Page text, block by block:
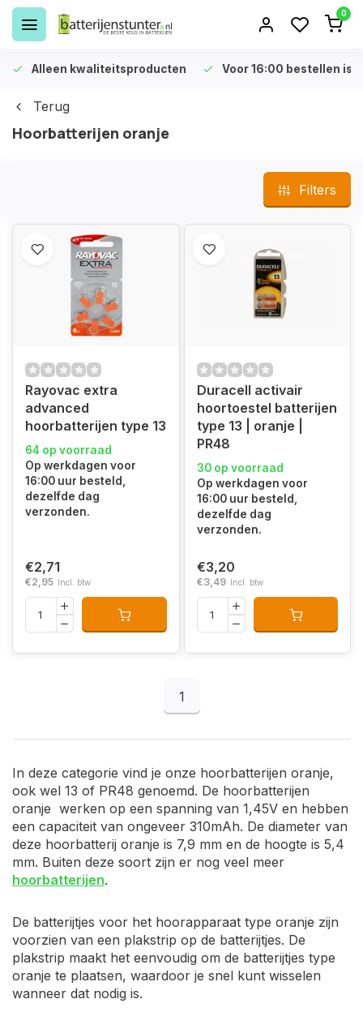
0
Alleen kwaliteitsproducten Voor 16:00 bestellen is
Terug
Hoorbatterijen oranje
Filters
Rayovac extra
advanced
hoorbatterijen type 13
64 op voorraad
Op werkdagen voor
16:00 uur besteld,
dezelfde dag
verzonden.
€2,71
€2,95 Incl. btw
Duracell activair
hoortoestel batterijen
type 13 | oranje |
PR48
30 op voorraad
Op werkdagen voor
16:00 uur besteld,
dezelfde dag
verzonden.
€3,20
€3,49 Incl. btw
1
In deze categorie vind je onze hoorbatterijen oranje,
ook wel 13 of PR48 genoemd. De hoorbatterijen
oranje werken op een spanning van 1,45V en hebben
een capaciteit van ongeveer 310mAh. De diameter van
deze hoorbatterij oranje is 7,9 mm en de hoogte is 5,4
mm. Buiten deze soort zijn er nog veel meer
hoorbatterijen.
De batterijtjes voor het hoorapparaat type oranje zijn
voorzien van een plakstrip op de batterijtjes. De
plakstrip maakt het eenvoudig om de batterijtjes type
oranje te plaatsen, waardoor je snel kunt wisselen
wanneer dat nodig is.